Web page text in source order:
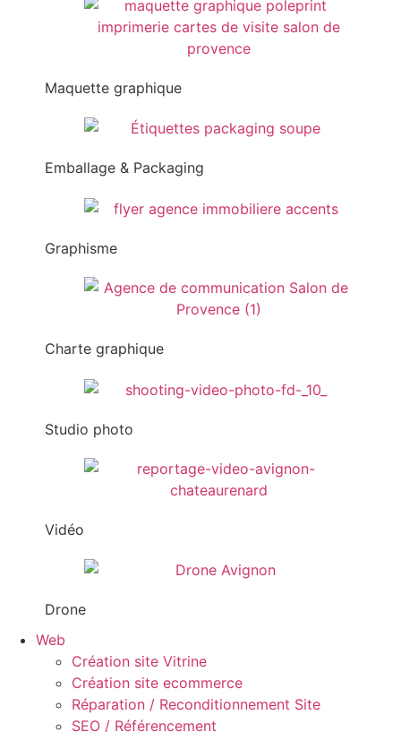
Maquette graphique
Emballage & Packaging
Graphisme
Charte graphique
Studio photo
Vidéo
Drone
Web
Création site Vitrine
Création site ecommerce
Réparation / Reconditionnement Site
SEO / Référencement